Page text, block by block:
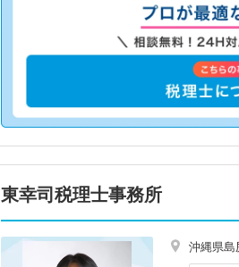
東幸司税理士事務所
沖縄県島